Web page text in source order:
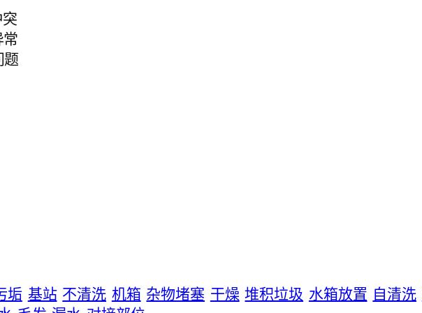
题
垢 基站 不清洗 机箱 杂物堵塞 干燥 堆积垃圾 水箱放置 自清洗